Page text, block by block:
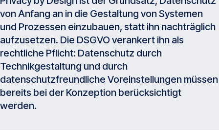
Insights 05
Glossar 06
Kontakt
von Anfang an in die Gestaltung von Systemen
und Prozessen einzubauen, statt ihn nachträglich
aufzusetzen. Die DSGVO verankert ihn als
rechtliche Pflicht: Datenschutz durch
Technikgestaltung und durch
datenschutzfreundliche Voreinstellungen müssen
bereits bei der Konzeption berücksichtigt
werden.